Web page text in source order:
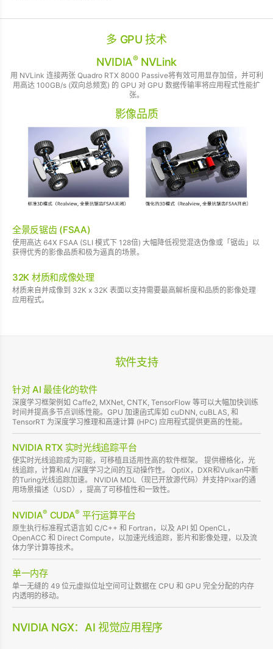
多 GPU 技术
NVIDIA®NVLink
用 NVLink 连接两张 Quadro RTX 8000 Passive将有效可用显存加倍，并可利
用高达 100GB/s (双向总频宽) 的 GPU 对 GPU 数据传输率将应用程式性能扩
张。
影像品质
全景反锯齿 (FSAA)
使用高达 64X FSAA (SLI 模式下 128倍) 大幅降低视觉混迭伪像或「锯齿」以
获得优秀的影像品质和极为逼真的场景。
32K 材质和成像处理
材质来自并成像到 32K x 32K 表面以支持需要最高解析度和品质的影像处理
应用程式。
软件支持
针对 AI 最佳化的软件
深度学习框架例如 Caffe2, MXNet, CNTK, TensorFlow 等可以大幅加快训练
时间并提高多节点训练性能。GPU 加速函式库如 cuDNN, cuBLAS, 和
TensorRT 为深度学习推理和高速计算 (HPC) 应用程式提供更高的性能。
NVIDIA RTX 实时光线追踪平台
使实时光线追踪成为可能，可移植且适用性高的软件框架。 提供栅格化，光
线追踪，计算和AI /深度学习之间的互动操作性。 OptiX，DXR和Vulkan中新
的Turing光线追踪加速。 NVIDIA MDL（现已开放源代码）并支持Pixar的通
用场景描述（USD），提高了可移植性和一致性。
NVIDIA® CUDA® 平行运算平台
原生执行标准程式语言如 C/C++ 和 Fortran，以及 API 如 OpenCL，
OpenACC 和 Direct Compute，以加速光线追踪，影片和影像处理，以及流
体力学计算等技术。
单一内存
单一无缝的 49 位元虚拟位址空间可让数据在 CPU 和 GPU 完全分配的内存
内透明的移动。
NVIDIA NGX：AI 视觉应用程序